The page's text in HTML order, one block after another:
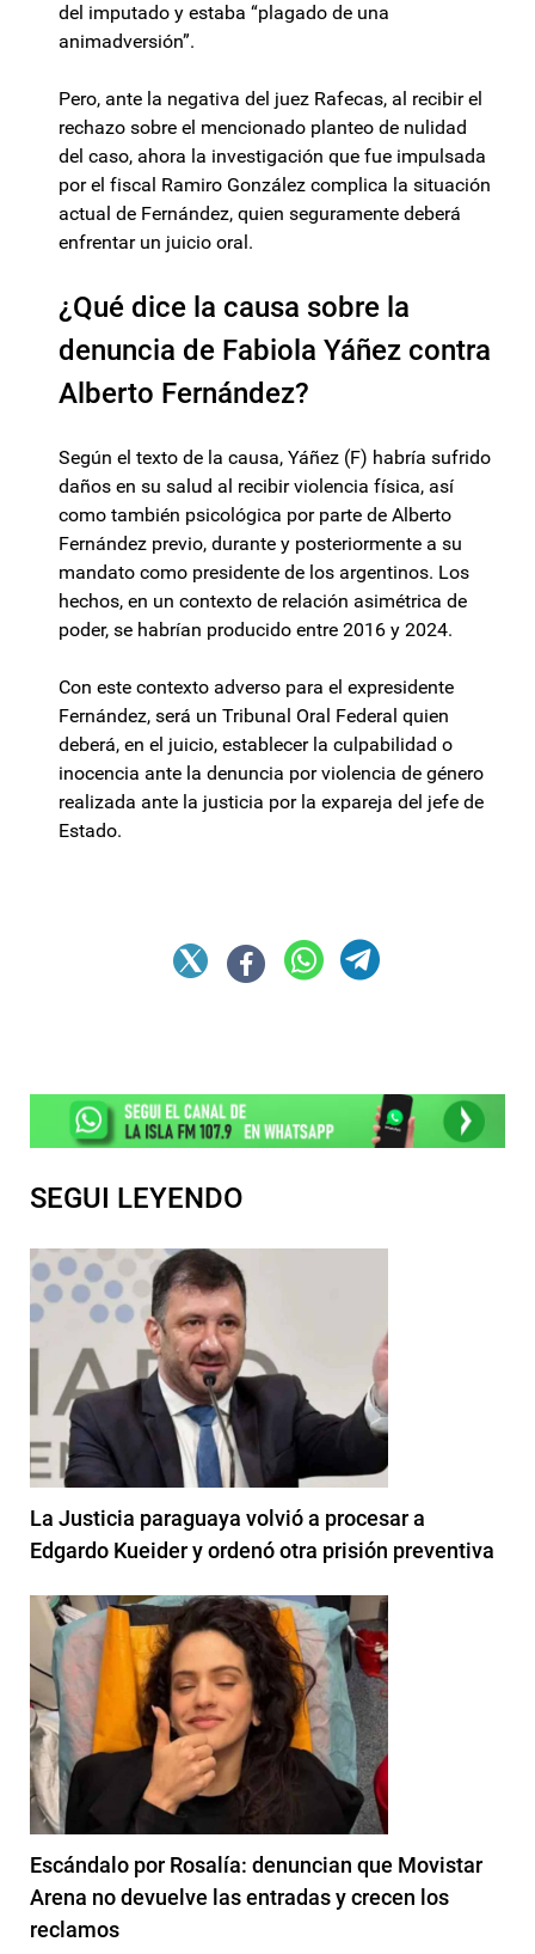
del imputado y estaba “plagado de una
animadversión”.
Pero, ante la negativa del juez Rafecas, al recibir el
rechazo sobre el mencionado planteo de nulidad
del caso, ahora la investigación que fue impulsada
por el fiscal Ramiro González complica la situación
actual de Fernández, quien seguramente deberá
enfrentar un juicio oral.
¿Qué dice la causa sobre la
denuncia de Fabiola Yáñez contra
Alberto Fernández?
Según el texto de la causa, Yáñez (F) habría sufrido
daños en su salud al recibir violencia física, así
como también psicológica por parte de Alberto
Fernández previo, durante y posteriormente a su
mandato como presidente de los argentinos. Los
hechos, en un contexto de relación asimétrica de
poder, se habrían producido entre 2016 y 2024.
Con este contexto adverso para el expresidente
Fernández, será un Tribunal Oral Federal quien
deberá, en el juicio, establecer la culpabilidad o
inocencia ante la denuncia por violencia de género
realizada ante la justicia por la expareja del jefe de
Estado.
SEGUI LEYENDO
La Justicia paraguaya volvió a procesar a
Edgardo Kueider y ordenó otra prisión preventiva
Escándalo por Rosalía: denuncian que Movistar
Arena no devuelve las entradas y crecen los
reclamos